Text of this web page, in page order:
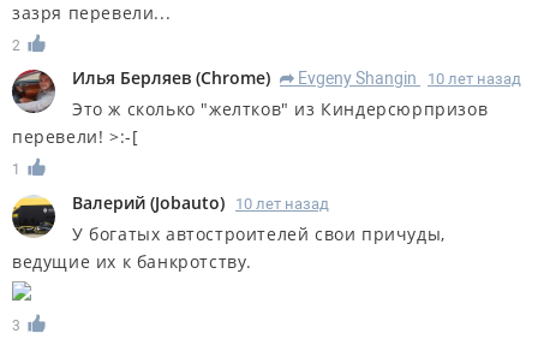
зазря перевели...
2
Илья Берляев (Chrome) R Evgeny Shangin 10 лет назад
Это ж сколько "желтков" из Киндерсюрпризов
перевели! >:-[
1
Валерий (Jobauto) 10 лет назад
У богатых автостроителей свои причуды,
ведущие их к банкротству.
3